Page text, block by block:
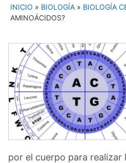
INICIO » BIOLOGÍA » BIOLOGÍA
AMINOÁCIDOS?
por el cuerpo para realizar